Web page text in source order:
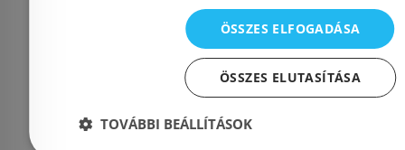
-31% Rendelésre
ÖSSZES ELFOGADÁSA
ÖSSZES ELUTASÍTÁSA
TOVÁBBI BEÁLLÍTÁSOK